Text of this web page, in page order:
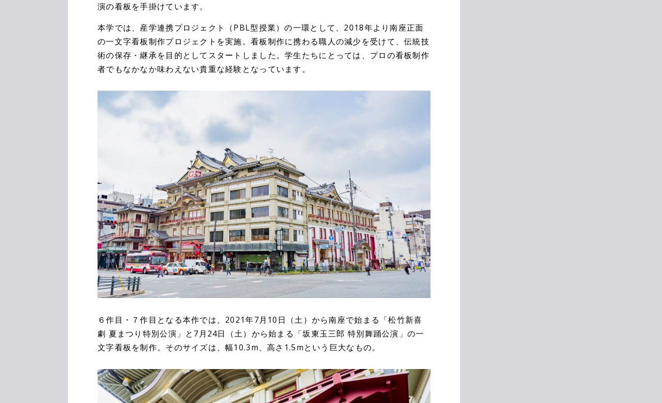
演の看板を手掛けています。
本学では、産学連携プロジェクト（PBL型授業）の一環として、2018年より南座正面
の一文字看板制作プロジェクトを実施。看板制作に携わる職人の減少を受けて、伝統技
術の保存・継承を目的としてスタートしました。学生たちにとっては、プロの看板制作
者でもなかなか味わえない貴重な経験となっています。
６作目・７作目となる本作では、2021年7月10日（土）から南座で始まる「松竹新喜
劇 夏まつり特別公演」と7月24日（土）から始まる「坂東玉三郎 特別舞踊公演」の一
文字看板を制作。そのサイズは、幅10.3m、高さ1.5mという巨大なもの。